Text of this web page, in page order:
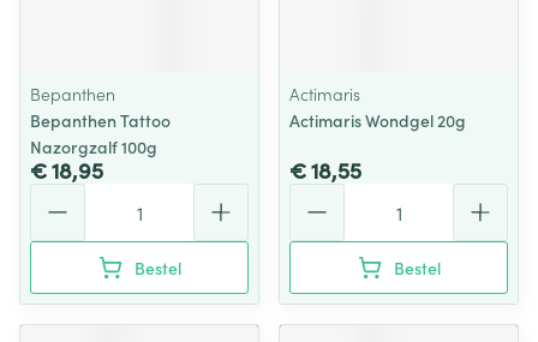
Bepanthen
Bepanthen Tattoo
Nazorgzalf 100g
€ 18,95
Bestel
Actimaris
Actimaris Wondgel 20g
€ 18,55
Bestel